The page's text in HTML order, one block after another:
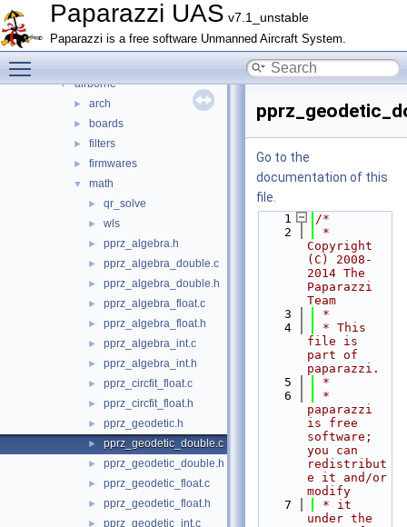
Paparazzi UAS v7.1_unstable
Paparazzi is a free software Unmanned Aircraft System.
Files
File List
► doc
▼ airborne
► arch
► boards
► filters
► firmwares
▼ math
► qr_solve
► wls
► pprz_algebra.h
► pprz_algebra_double.c
► pprz_algebra_double.h
► pprz_algebra_float.c
► pprz_algebra_float.h
► pprz_algebra_int.c
► pprz_algebra_int.h
► pprz_circfit_float.c
► pprz_circfit_float.h
► pprz_geodetic.h
► pprz_geodetic_double.c
► pprz_geodetic_double.h
► pprz_geodetic_float.c
► pprz_geodetic_float.h
► pprz_geodetic_int.c
Go to the
documentation of this
file.
    1
/*
    2
*
Copyright
(C) 2008-
2014 The
Paparazzi
Team
    3
*
    4
* This
file is
part of
paparazzi.
    5
*
    6
*
paparazzi
is free
software;
you can
redistribut
e it and/or
modify
    7
* it
under the